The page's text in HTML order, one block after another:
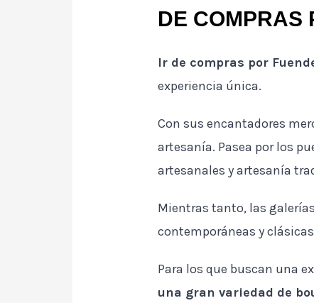
DE COMPRAS
Ir de compras por
experiencia única.
Con sus encantadores
artesanía. Pasea por los
artesanales y artesanía
Mientras tanto, las
contemporáneas y
Para los que buscan una
una gran variedad de